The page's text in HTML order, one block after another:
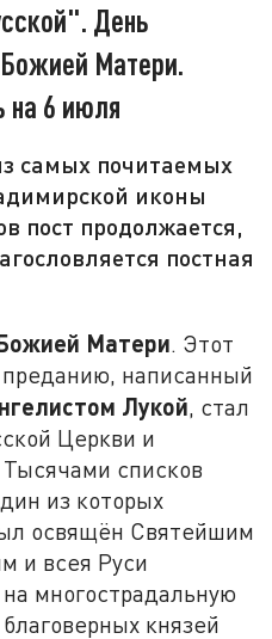
День
Матери.
на 6 июля
самых почитаемых
иконы
пост продолжается,
постная
Матери. Этот
написанный
Лукой, стал
Церкви и
Тысячами списков
из которых
освящён Святейшим
и всея Руси
многострадальную
князей